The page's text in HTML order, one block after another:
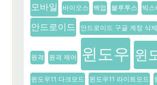
모바일 바이오스 백업 블루투스 빅스
안드로이드 안드로이드 구글 계정 삭제
원격 원격 제어 윈도우 윈
윈도우11 다크모드 윈도우11 라이트모드